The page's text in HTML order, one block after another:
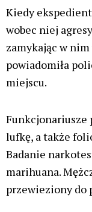
Kiedy
wobec niej
zamykając w
powiadomiła
miejscu.
Funkcjonariusze
lufkę, a także
Badanie
marihuana.
przewieziony do